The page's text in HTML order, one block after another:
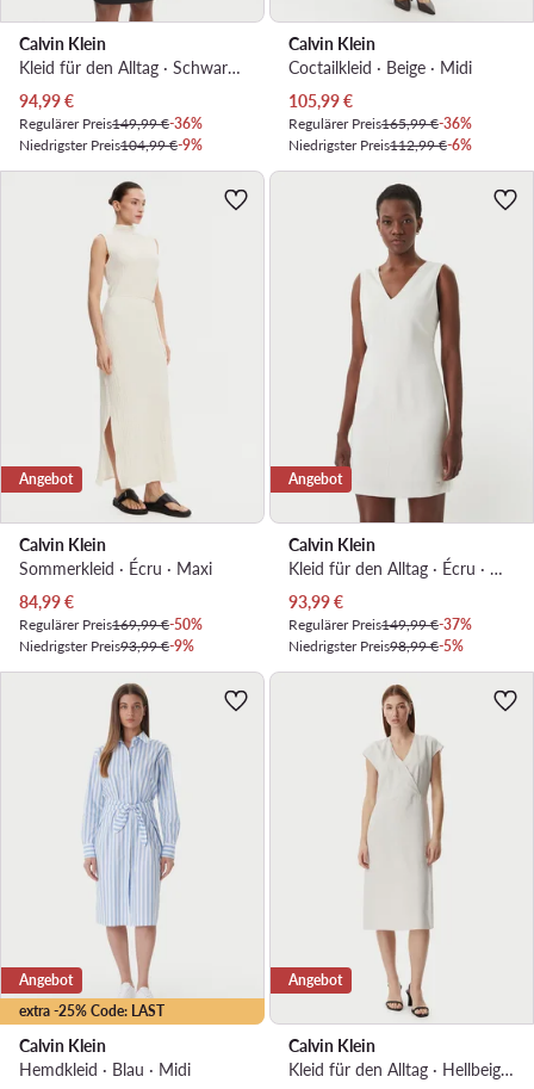
Calvin Klein
Kleid für den Alltag · Schwarz · Midi
Aktueller Preis
94,99€
Regulärer Preis149,99 €-36%
Niedrigster Preis104,99 €-9%
Calvin Klein
Coctailkleid · Beige · Midi
Aktueller Preis
105,99€
Regulärer Preis165,99 €-36%
Niedrigster Preis112,99 €-6%
Angebot
Calvin Klein
Sommerkleid · Écru · Maxi
Aktueller Preis
84,99€
Regulärer Preis169,99 €-50%
Niedrigster Preis93,99 €-9%
Angebot
Calvin Klein
Kleid für den Alltag · Écru · Mini
Aktueller Preis
93,99€
Regulärer Preis149,99 €-37%
Niedrigster Preis98,99 €-5%
extra -25% Code: LAST
Angebot
Calvin Klein
Hemdkleid · Blau · Midi
Angebot
Calvin Klein
Kleid für den Alltag · Hellbeige · Midi